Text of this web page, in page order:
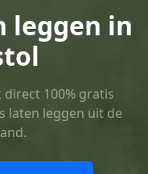
leggen in
100% gratis
laten leggen uit de